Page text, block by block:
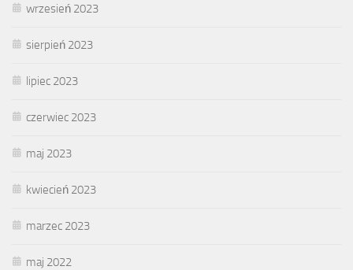
wrzesień 2023
sierpień 2023
lipiec 2023
czerwiec 2023
maj 2023
kwiecień 2023
marzec 2023
maj 2022